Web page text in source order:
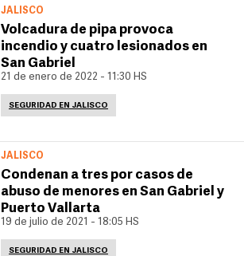
JALISCO
Volcadura de pipa provoca
incendio y cuatro lesionados en
San Gabriel
21 de enero de 2022 - 11:30 HS
SEGURIDAD EN JALISCO
JALISCO
Condenan a tres por casos de
abuso de menores en San Gabriel y
Puerto Vallarta
19 de julio de 2021 - 18:05 HS
SEGURIDAD EN JALISCO